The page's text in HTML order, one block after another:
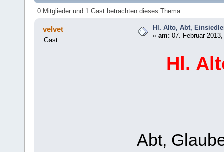
0 Mitglieder und 1 Gast betrachten dieses Thema.
velvet
Gast
Hl. Alto, Abt,
«am: 07. Februar
Hl.
Abt,